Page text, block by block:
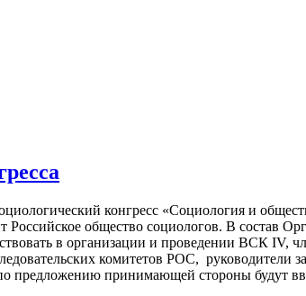
конгресс «Социология и
общество социологов. В состав
в организации и проведении ВСК IV,
комитетов РОС, руководители
предложению принимающей стороны будут